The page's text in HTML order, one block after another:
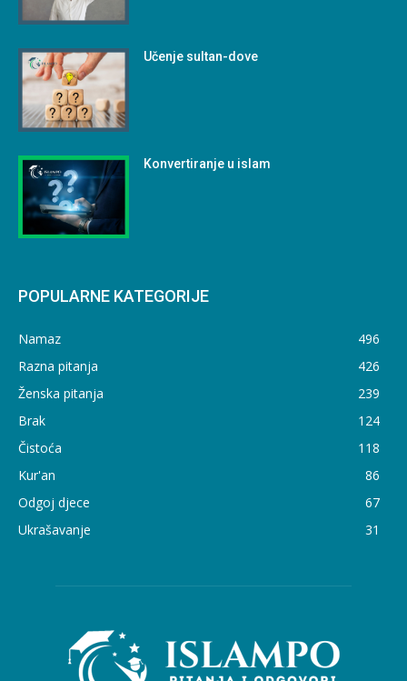
Učenje sultan-dove
Konvertiranje u islam
POPULARNE KATEGORIJE
Namaz
496
Razna pitanja
426
Ženska pitanja
239
Brak
124
Čistoća
118
Kur'an
86
Odgoj djece
67
Ukrašavanje
31